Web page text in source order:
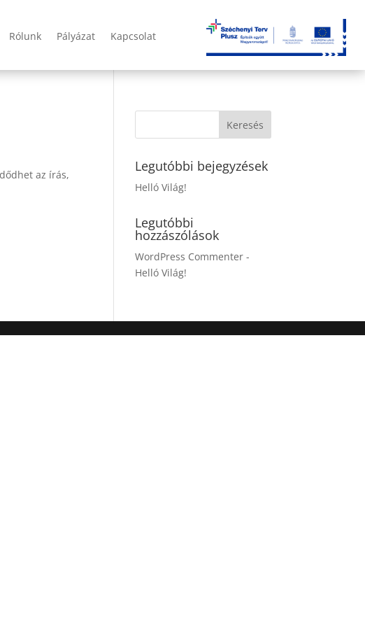
Rólunk Pályázat Kapcsolat
az írás,
Legutóbbi bejegyzések
Helló Világ!
Legutóbbi
hozzászólások
WordPress Commenter -
Helló Világ!